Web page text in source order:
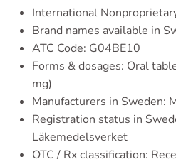
International
Brand names available in
ATC Code: G04BE10
Forms & dosages: Oral
mg)
Manufacturers in Sweden:
Registration status in
Läkemedelsverket
OTC / Rx classification: